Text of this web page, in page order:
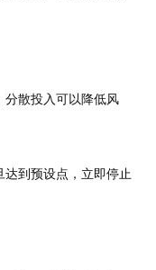
分散投入可以降低风
到预设点，立即停止